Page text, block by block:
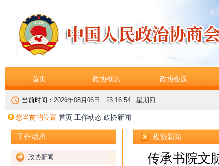
首页 政协概况 政协会议
当前时间： 2026年08月06日 23:16:55 星期四
您当前的位置 首页 工作动态 政协新闻
工作动态
政协新闻
政协新闻
传承书院文